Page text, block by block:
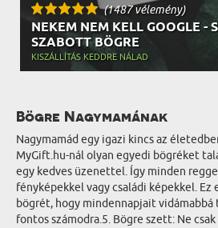
(1487 vélemény)
NEKEM NEM KELL GOOGLE -
SZABOTT BÖGRE
KISZÁLLÍTÁS KEDDRE NÁLAD
Bögre Nagymamának
Nagymamád egy igazi kincs az
MyGift.hu-nál olyan egyedi bögréket
egy kedves üzenettel. Így minden
fényképekkel vagy családi képekkel.
bögrét, hogy mindennapjait
fontos számodra.5. Bögre szett: Ne